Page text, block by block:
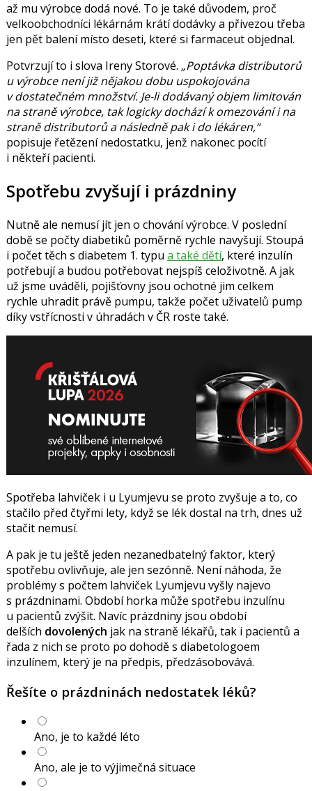
až mu výrobce dodá nové. To je také důvodem, proč
velkoobchodníci lékárnám krátí dodávky a přivezou třeba
jen pět balení místo deseti, které si farmaceut objednal.
Potvrzují to i slova Ireny Storové. Poptávka distributorů
u výrobce není již nějakou dobu uspokojována
v dostatečném množství. Je-li dodávaný objem limitován
na straně výrobce, tak logicky dochází k omezování i na
straně distributorů a následně pak i do lékáren,
popisuje řetězení nedostatku, jenž nakonec pocítí
i někteří pacienti.
Spotřebu zvyšují i prázdniny
Nutně ale nemusí jít jen o chování výrobce. V poslední
době se počty diabetiků poměrně rychle navyšují. Stoupá
i počet těch s diabetem 1. typu a také dětí, které inzulín
potřebují a budou potřebovat nejspíš celoživotně. A jak
už jsme uváděli, pojišťovny jsou ochotné jim celkem
rychle uhradit právě pumpu, takže počet uživatelů pump
díky vstřícnosti v úhradách v ČR roste také.
Spotřeba lahviček i u Lyumjevu se proto zvyšuje a to, co
stačilo před čtyřmi lety, když se lék dostal na trh, dnes už
stačit nemusí.
A pak je tu ještě jeden nezanedbatelný faktor, který
spotřebu ovlivňuje, ale jen sezónně. Není náhoda, že
problémy s počtem lahviček Lyumjevu vyšly najevo
s prázdninami. Období horka může spotřebu inzulínu
u pacientů zvýšit. Navíc prázdniny jsou období
delších dovolených jak na straně lékařů, tak i pacientů a
řada z nich se proto po dohodě s diabetologoem
inzulínem, který je na předpis, předzásobovává.
Řešíte o prázdninách nedostatek léků?
Ano, je to každé léto
Ano, ale je to výjimečná situace